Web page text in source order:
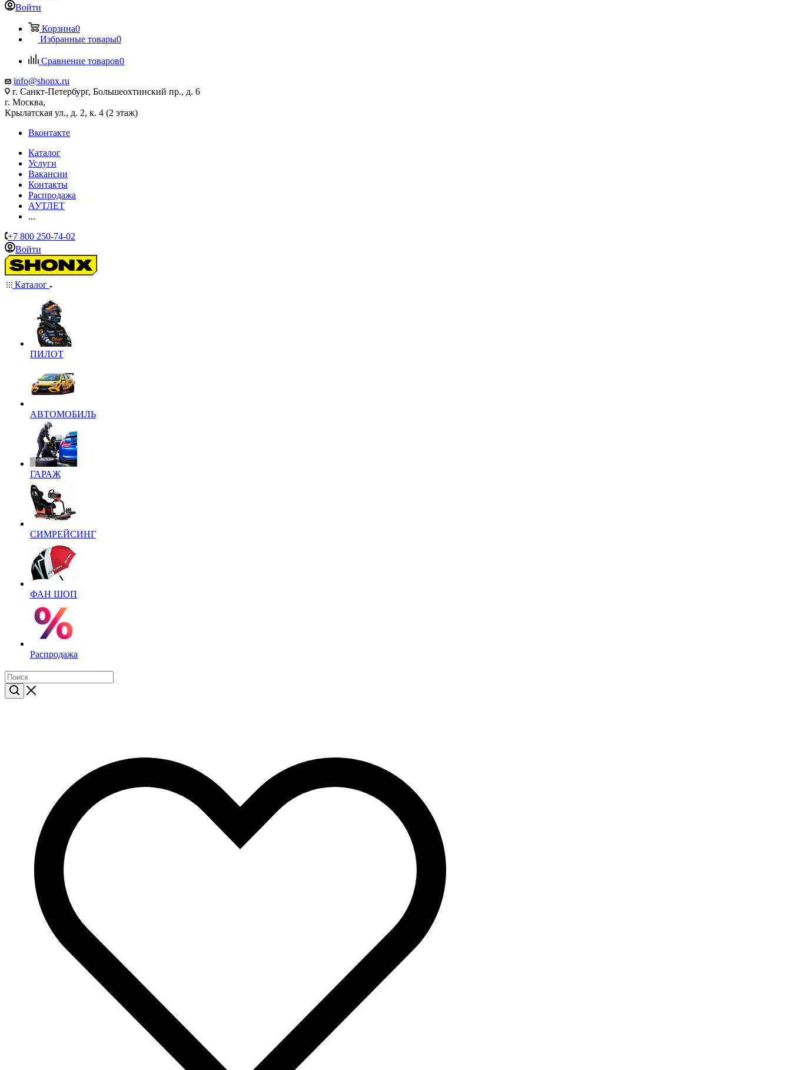
Войти
Корзина0
Избранные товары0
Сравнение товаров0
info@shonx.ru
г. Санкт-Петербург, Большеохтинский пр., д. 6
г. Москва,
Крылатская ул., д. 2, к. 4 (2 этаж)
Вконтакте
Каталог
Услуги
Вакансии
Контакты
Распродажа
АУТЛЕТ
...
+7 800 250-74-02
Войти
Каталог
ПИЛОТ
АВТОМОБИЛЬ
ГАРАЖ
СИМРЕЙСИНГ
ФАН ШОП
Распродажа